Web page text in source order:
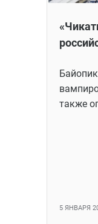
также
5 ЯНВАРЯ